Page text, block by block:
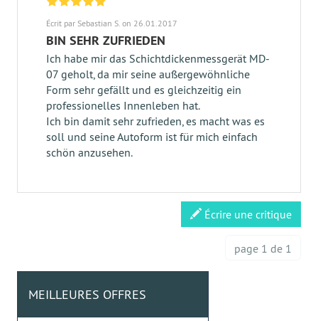
Écrit par Sebastian S. on 26.01.2017
BIN SEHR ZUFRIEDEN
Ich habe mir das Schichtdickenmessgerät MD-
07 geholt, da mir seine außergewöhnliche
Form sehr gefällt und es gleichzeitig ein
professionelles Innenleben hat.
Ich bin damit sehr zufrieden, es macht was es
soll und seine Autoform ist für mich einfach
schön anzusehen.
Écrire une critique
page 1 de 1
MEILLEURES OFFRES